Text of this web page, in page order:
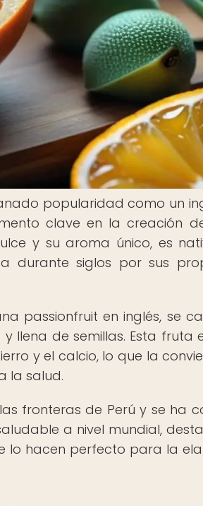
popularidad como un
clave en la creación
y su aroma único, es
durante siglos por sus
passionfruit en inglés, se
llena de semillas. Esta fruta
y el calcio, lo que la
la salud.
fronteras de Perú y se ha
a nivel mundial,
lo hacen perfecto para la